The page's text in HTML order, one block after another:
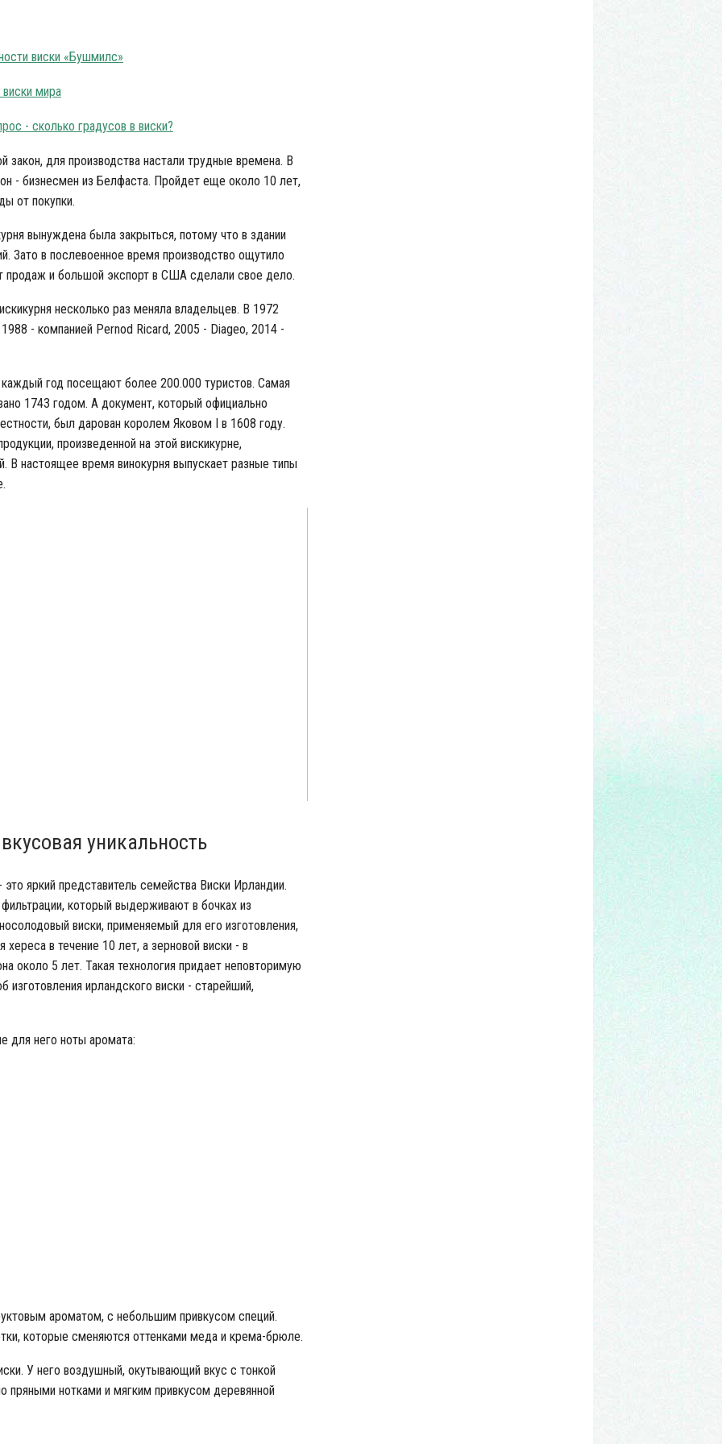
виски «Бушмилс»
мира
- сколько градусов в виски?
закон, для производства настали трудные времена. В
- бизнесмен из Белфаста. Пройдет еще около 10 лет,
от покупки.
вынуждена была закрыться, потому что в здании
Зато в послевоенное время производство ощутило
и большой экспорт в США сделали свое дело.
несколько раз меняла владельцев. В 1972
- компанией Pernod Ricard, 2005 - Diageo, 2014 -
каждый год посещают более 200.000 туристов. Самая
1743 годом. А документ, который официально
был дарован королем Яковом I в 1608 году.
произведенной на этой вискикурне,
В настоящее время винокурня выпускает разные типы
уникальность
яркий представитель семейства Виски Ирландии.
который выдерживают в бочках из
виски, применяемый для его изготовления,
хереса в течение 10 лет, а зерновой виски - в
около 5 лет. Такая технология придает неповторимую
изготовления ирландского виски - старейший,
для него ноты аромата:
ароматом, с небольшим привкусом специй.
которые сменяются оттенками меда и крема-брюле.
У него воздушный, окутывающий вкус с тонкой
пряными нотками и мягким привкусом деревянной